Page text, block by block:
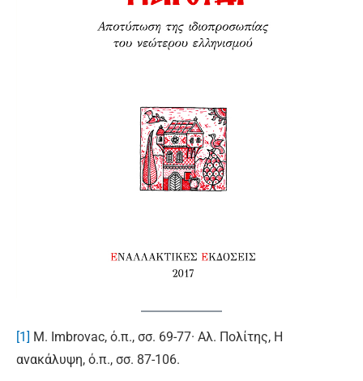
[1] Μ. Imbrovac, ό.π., σσ. 69-77· Αλ. Πολίτης, Η
ανακάλυψη, ό.π., σσ. 87-106.